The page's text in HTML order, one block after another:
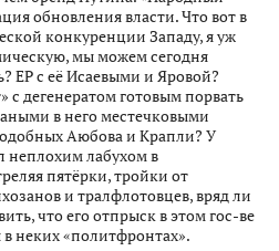
обновления власти. Что вот в
конкуренции Западу, я уж
мы можем сегодня
ЕР с её Исаевыми и Яровой?
дегенератом готовым порвать
в него местечковыми
Аюбова и Крапли? У
неплохим лабухом в
пятёрки, тройки от
и тралфлотовцев, вряд ли
что его отпрыск в этом гос-ве
в неких «политфронтах».